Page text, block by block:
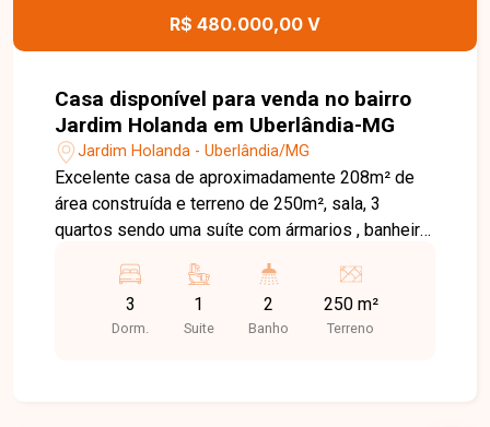
R$ 480.000,00 V
Casa disponível para venda no bairro
Jardim Holanda em Uberlândia-MG
Jardim Holanda - Uberlândia/MG
Excelente casa de aproximadamente 208m² de
área construída e terreno de 250m², sala, 3
quartos sendo uma suíte com ármarios , banheiro
de aquecedor solar para os 2 Banheiros (
precisar trocar apenas as placas ) 68 mts casa.
Garagem de 60 mts toda murada e coberta para 3
3
Dorm.
1
Suite
2
Banho
250 m²
Terreno